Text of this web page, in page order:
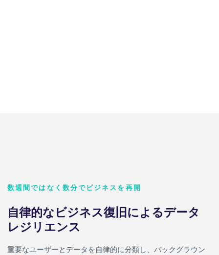
数週間ではなく数分でビジネスを再開
自律的なビジネス復旧によるデータ
レジリエンス
重要なユーザーとデータを自律的に分類し、バックグラウン